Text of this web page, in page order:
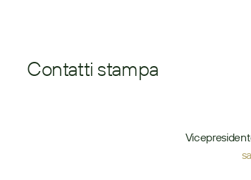
Contatti stampa